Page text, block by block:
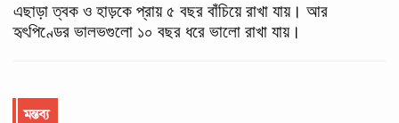
এছাড়া ত্বক ও হাড়কে প্রায় ৫ বছর বাঁচিয়ে রাখা যায়। আর
হৃৎপিণ্ডের ভালভগুলো ১০ বছর ধরে ভালো রাখা যায়।
মন্তব্য